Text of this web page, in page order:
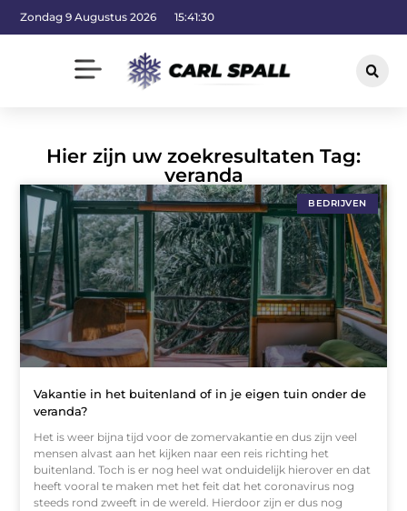
Zondag 9 Augustus 2026 15:41:31
Hier zijn uw zoekresultaten Tag:
veranda
BEDRIJVEN
Vakantie in het buitenland of in je eigen tuin onder de
veranda?
Het is weer bijna tijd voor de zomervakantie en dus zijn veel
mensen alvast aan het kijken naar een reis richting het
buitenland. Toch is er nog heel wat onduidelijk hierover en dat
heeft vooral te maken met het feit dat het coronavirus nog
steeds rond zweeft in de wereld. Hierdoor zijn er dus nog